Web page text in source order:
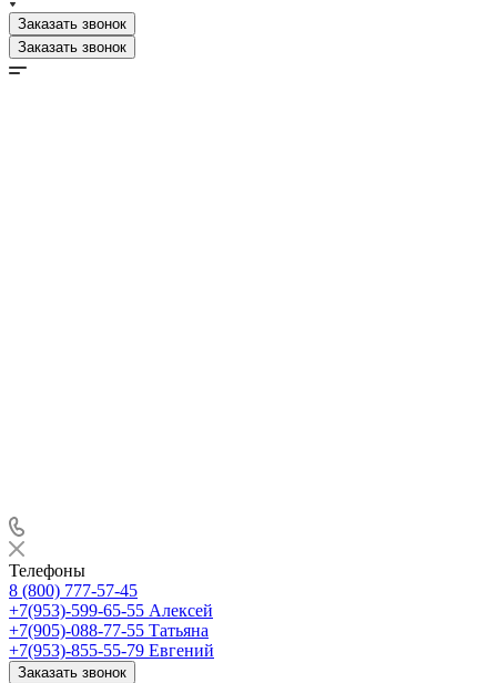
Заказать звонок
Заказать звонок
Телефоны
8 (800) 777-57-45
+7(953)-599-65-55 Алексей
+7(905)-088-77-55 Татьяна
+7(953)-855-55-79 Евгений
Заказать звонок